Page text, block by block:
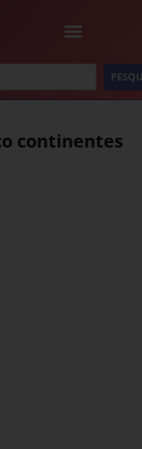
continentes